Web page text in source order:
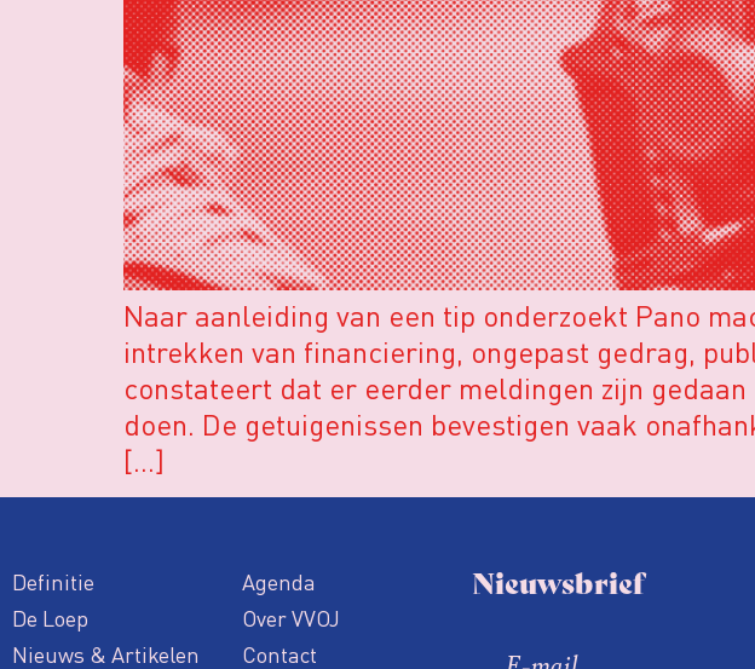
Naar aanleiding van een tip onderzoekt Pano
intrekken van financiering, ongepast gedrag,
constateert dat er eerder meldingen zijn
doen. De getuigenissen bevestigen vaak
[…]
Definitie
De Loep
Nieuws & Artikelen
Agenda
Over VVOJ
Contact
Nieuwsbrief